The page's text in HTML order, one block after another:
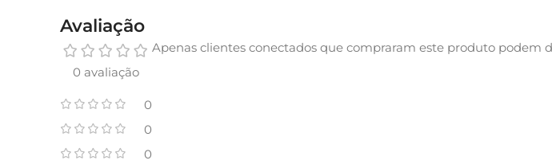
Avaliação
0 avaliação
0
0
0
Apenas clientes conectados que compraram este produto podem